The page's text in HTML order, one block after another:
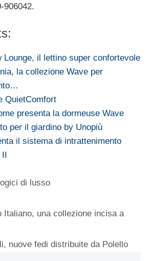
906042.
Lounge, il lettino super confortevole
la collezione Wave per
QuietComfort
presenta la dormeuse Wave
per il giardino by Unopiù
il sistema di intrattenimento
di lusso
Italiano, una collezione incisa a
nuove fedi distribuite da Polello